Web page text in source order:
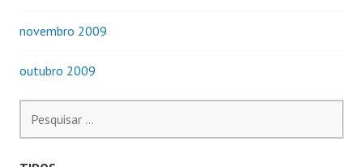
novembro 2009
outubro 2009
por: